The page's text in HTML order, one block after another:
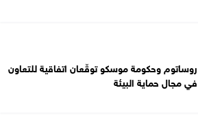
روساتوم وحكومة موسكو توقّعان اتفاقية للتعاون
في مجال حماية البيئة